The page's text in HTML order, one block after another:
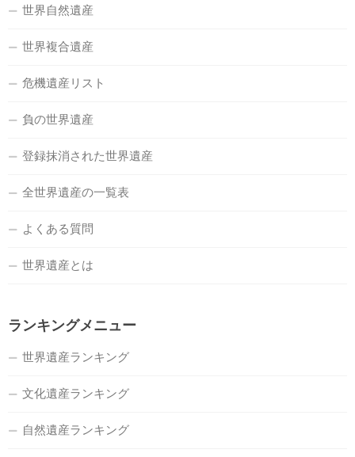
世界自然遺産
世界複合遺産
危機遺産リスト
負の世界遺産
登録抹消された世界遺産
全世界遺産の一覧表
よくある質問
世界遺産とは
ランキングメニュー
世界遺産ランキング
文化遺産ランキング
自然遺産ランキング